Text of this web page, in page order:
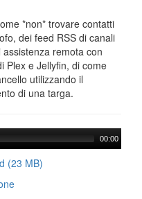
*non* trovare contatti
dei feed RSS di canali
assistenza remota con
Plex e Jellyfin, di come
utilizzando il
di una targa.
00:00
(23 MB)